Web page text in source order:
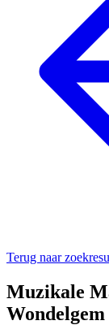
Terug naar
Muzikale
Wondelgem